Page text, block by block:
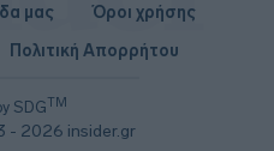
SDGTM
- 2026 insider.gr
μας
Όροι χρήσης
Πολιτική Απορρήτου